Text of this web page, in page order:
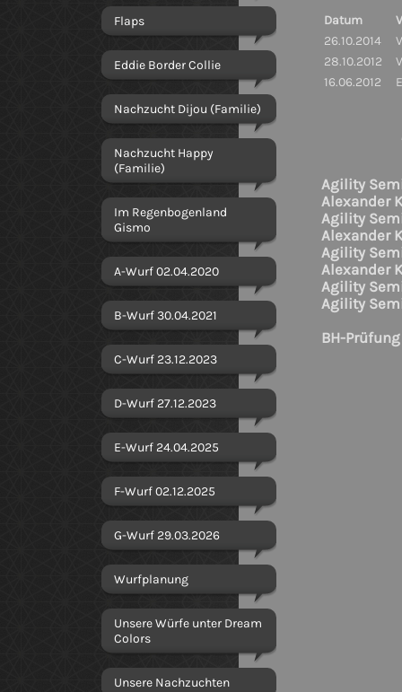
Flaps
Eddie Border Collie
Nachzucht Dijou (Familie)
Nachzucht Happy
(Familie)
Im Regenbogenland
Gismo
A-Wurf 02.04.2020
B-Wurf 30.04.2021
C-Wurf 23.12.2023
D-Wurf 27.12.2023
E-Wurf 24.04.2025
F-Wurf 02.12.2025
G-Wurf 29.03.2026
Wurfplanung
Unsere Würfe unter Dream
Colors
Unsere Nachzuchten
Datum
26.10.2014
28.10.2012
16.06.2012
Agility
Alexander
Agility
Alexander
Agility
Alexander
Agility
Agility
BH-